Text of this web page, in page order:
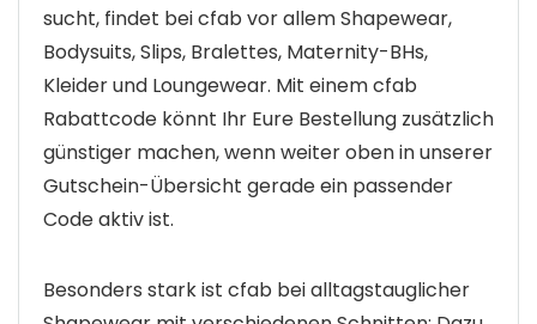
sucht, findet bei cfab vor allem Shapewear,
Bodysuits, Slips, Bralettes, Maternity-BHs,
Kleider und Loungewear. Mit einem cfab
Rabattcode könnt Ihr Eure Bestellung zusätzlich
günstiger machen, wenn weiter oben in unserer
Gutschein-Übersicht gerade ein passender
Code aktiv ist.
Besonders stark ist cfab bei alltagstauglicher